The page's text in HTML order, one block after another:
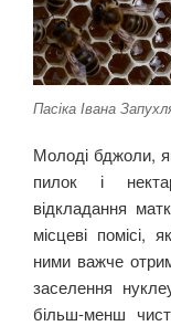
Пасіка Івана
Молоді бджоли,
пилок і
відкладання
місцеві помісі,
ними важче
заселення
більш-менш